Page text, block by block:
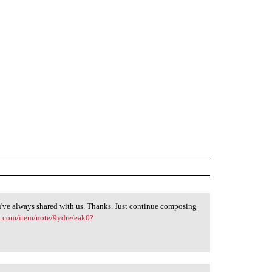
always shared with us. Thanks. Just continue composing
item/note/9ydre/eak0?